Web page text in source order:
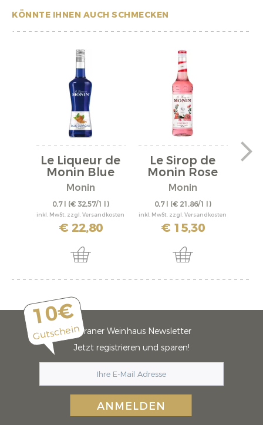
KÖNNTE IHNEN AUCH SCHMECKEN
Le Liqueur de
Monin Blue
Curacao
Monin
0,7 l (€ 32,57/1 l)
inkl. MwSt. zzgl. Versandkosten
€ 22,80
Le Sirop de
Monin Rose
Monin
0,7 l (€ 21,86/1 l)
inkl. MwSt. zzgl. Versandkosten
€ 15,30
10€
GutscheinMeraner Weinhaus Newsletter
Jetzt registrieren und sparen!
ANMELDEN